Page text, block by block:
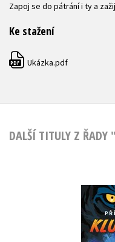
Zapoj se do pátrání i ty a
Ke stažení
PDF Ukázka.pdf
DALŠÍ TITULY Z ŘADY